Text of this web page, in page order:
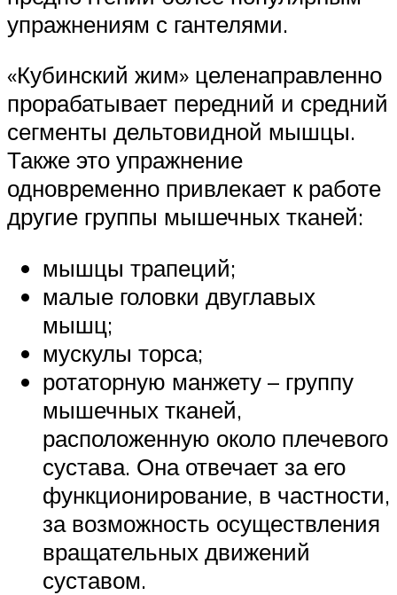
упражнениям с гантелями.
«Кубинский жим» целенаправленно
прорабатывает передний и средний
сегменты дельтовидной мышцы.
Также это упражнение
одновременно привлекает к работе
другие группы мышечных тканей:
мышцы трапеций;
малые головки двуглавых
мышц;
мускулы торса;
ротаторную манжету – группу
мышечных тканей,
расположенную около плечевого
сустава. Она отвечает за его
функционирование, в частности,
за возможность осуществления
вращательных движений
суставом.